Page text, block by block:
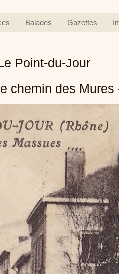
Balades Gazettes
Point-du-Jour
chemin des Mures